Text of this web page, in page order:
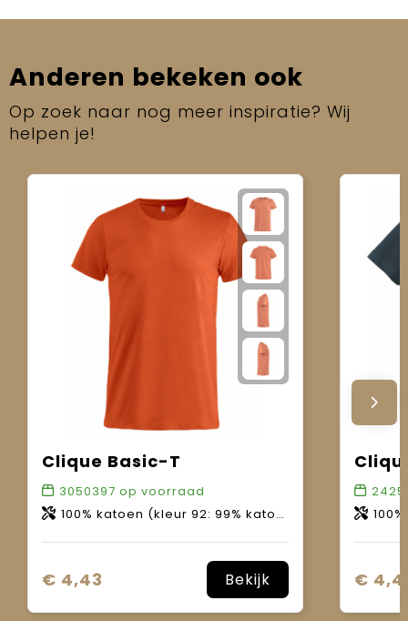
Anderen bekeken ook
Op zoek naar nog meer inspiratie? Wij
helpen je!
Clique Basic-T
3050397 op voorraad
100% katoen (kleur 92: 99% katoen, 1% viscose / kleur 95: 85% katoen, 15% viscose / kleur 955: 60% katoen, 40% polyester).
€ 4,43 Bekijk
100%
€